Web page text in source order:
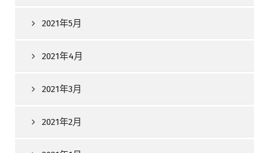
2021年5月
2021年4月
2021年3月
2021年2月